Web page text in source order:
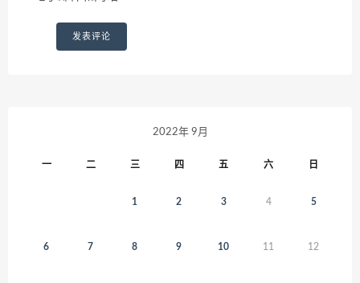
2022年 9月
一 二 三 四 五 六 日
1 2 3 4 5
6 7 8 9 10 11 12